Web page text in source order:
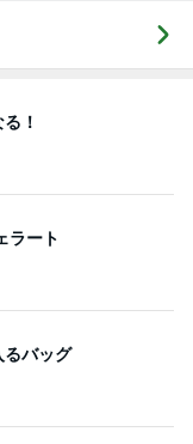
！
ラート
るバッグ